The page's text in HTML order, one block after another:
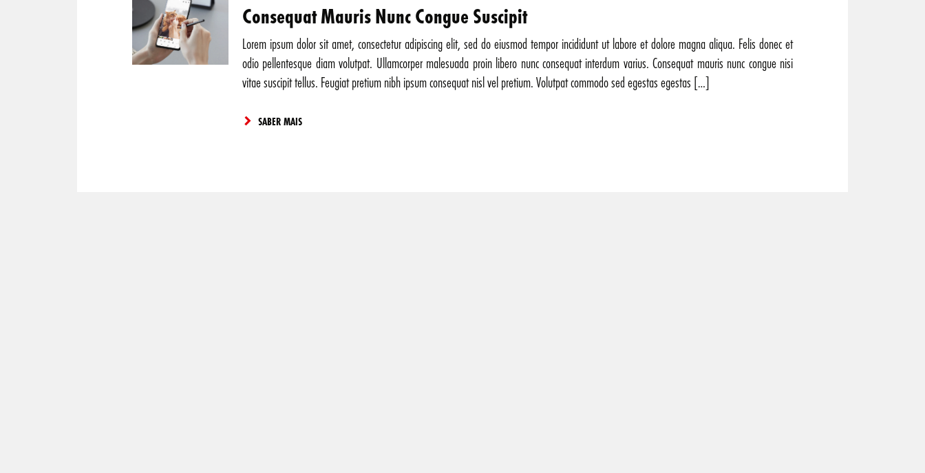
Consequat Mauris Nunc Congue Suscipit
Lorem ipsum dolor sit amet, consectetur adipiscing elit, sed do eiusmod tempor incididunt ut labore et dolore magna aliqua. Felis donec et
odio pellentesque diam volutpat. Ullamcorper malesuada proin libero nunc consequat interdum varius. Consequat mauris nunc congue nisi
vitae suscipit tellus. Feugiat pretium nibh ipsum consequat nisl vel pretium. Volutpat commodo sed egestas egestas […]
SABER MAIS